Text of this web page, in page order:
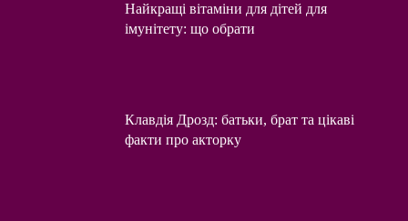
Найкращі вітаміни для дітей для
імунітету: що обрати
Клавдія Дрозд: батьки, брат та цікаві
факти про акторку